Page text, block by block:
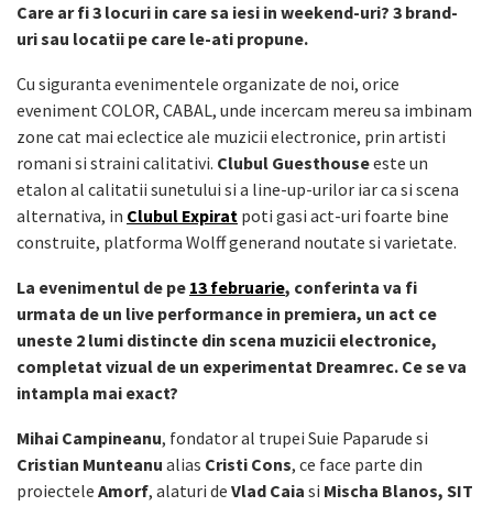
Care ar fi 3 locuri in care sa iesi in weekend-uri? 3 brand-
uri sau locatii pe care le-ati propune.
Cu siguranta evenimentele organizate de noi, orice
eveniment COLOR, CABAL, unde incercam mereu sa imbinam
zone cat mai eclectice ale muzicii electronice, prin artisti
romani si straini calitativi. Clubul Guesthouseeste un
etalon al calitatii sunetului si a line-up-urilor iar ca si scena
alternativa, in Clubul Expirat poti gasi act-uri foarte bine
construite, platforma Wolff generand noutate si varietate.
La evenimentul de pe 13 februarie, conferinta va fi
urmata de un live performance in premiera, un act ce
uneste 2 lumi distincte din scena muzicii electronice,
completat vizual de un experimentat Dreamrec. Ce se va
intampla mai exact?
Mihai Campineanu, fondator al trupei Suie Paparude si
Cristian Munteanu alias Cristi Cons, ce face parte din
proiectele Amorf, alaturi de Vlad Caia si Mischa Blanos, SIT